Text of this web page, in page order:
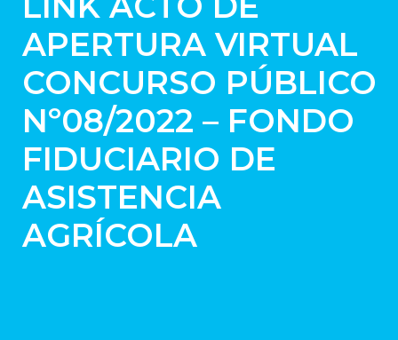
APERTURA VIRTUAL
CONCURSO PÚBLICO
Nº08/2022 – FONDO
FIDUCIARIO DE
ASISTENCIA
AGRÍCOLA